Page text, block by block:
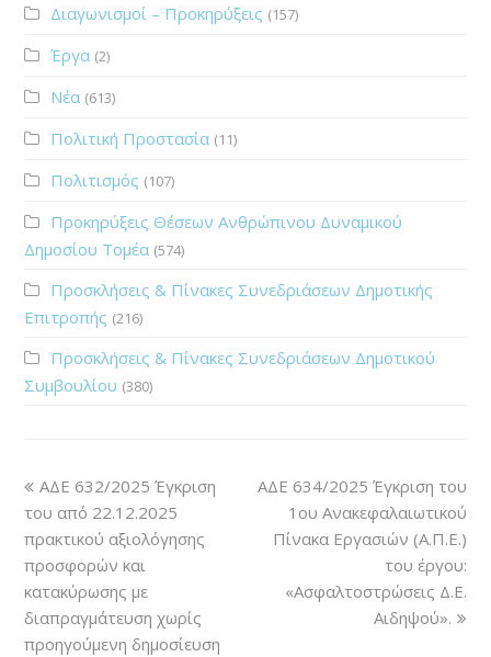
Διαγωνισμοί – Προκηρύξεις (157)
Έργα (2)
Νέα (613)
Πολιτική Προστασία (11)
Πολιτισμός (107)
Προκηρύξεις Θέσεων Ανθρώπινου Δυναμικού
Δημοσίου Τομέα (574)
Προσκλήσεις & Πίνακες Συνεδριάσεων Δημοτικής
Επιτροπής (216)
Προσκλήσεις & Πίνακες Συνεδριάσεων Δημοτικού
Συμβουλίου (380)
ΑΔΕ 632/2025 Έγκριση
του από 22.12.2025
πρακτικού αξιολόγησης
προσφορών και
κατακύρωσης με
διαπραγμάτευση χωρίς
προηγούμενη δημοσίευση
ΑΔΕ 634/2025 Έγκριση του
1ου Ανακεφαλαιωτικού
Πίνακα Εργασιών (Α.Π.Ε.)
του έργου:
«Ασφαλτοστρώσεις Δ.Ε.
Αιδηψού».